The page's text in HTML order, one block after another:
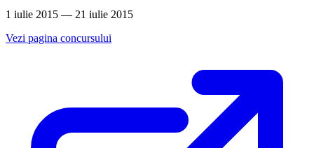
1 iulie 2015 — 21 iulie 2015
Vezi pagina concursului